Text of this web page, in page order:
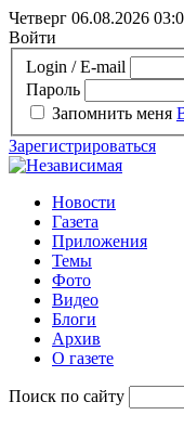
Четверг 06.08.2026
Войти
Login / E-mail
Пароль
Запомнить меня
Зарегистрироваться
Новости
Газета
Приложения
Темы
Фото
Видео
Блоги
Архив
О газете
Поиск по сайту